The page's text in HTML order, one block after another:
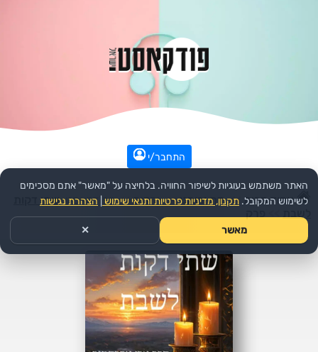
התחבר/י
עמוד הבית >> דת ורוחני >> יהדות >>הפודקאסט: שתי דקות
האתר משתמש בעוגיות לשיפור החוויה. בלחיצה על "מאשר" אתם מסכימים
לשימוש המקובל. תקנון, מדיניות פרטיות ותנאי שימוש הצהרת נגישות
מאשר ✕